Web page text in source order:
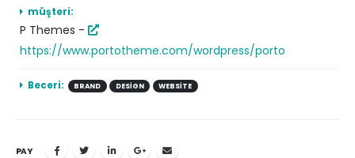
müşteri:
P Themes -
https://www.portotheme.com/wordpress/porto
Beceri: BRAND DESIGN WEBSITE
PAY